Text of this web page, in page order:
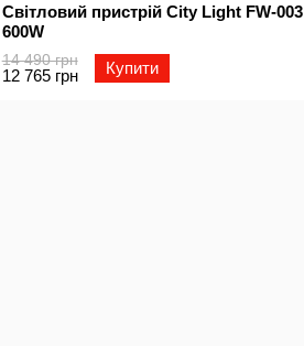
Світловий пристрій City Light FW-003
600W
14 490 грн
12 765 грн Купити